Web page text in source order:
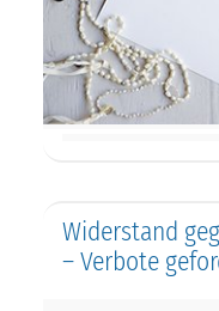
Widerstand
– Verbote